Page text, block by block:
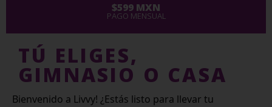
$599 MXN
PAGO MENSUAL
TÚ ELIGES,
GIMNASIO O CASA
Bienvenido a Livvy! ¿Estás listo para llevar tu